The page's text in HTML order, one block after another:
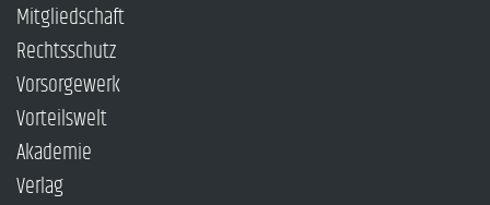
Mitgliedschaft
Rechtsschutz
Vorsorgewerk
Vorteilswelt
Akademie
Verlag